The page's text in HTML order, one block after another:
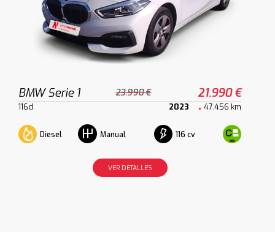
BMW Serie 1 23.990 € 21.990 €
116d 2023 47.456 km
Diesel Manual 116 cv
VER DETALLES